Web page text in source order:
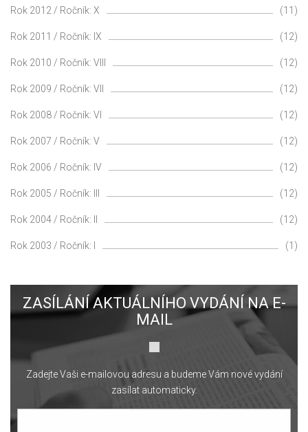
Rok 2012 / Ročník: X (11)
Rok 2011 / Ročník: IX (12)
Rok 2010 / Ročník: VIII (12)
Rok 2009 / Ročník: VII (12)
Rok 2008 / Ročník: VI (12)
Rok 2007 / Ročník: V (12)
Rok 2006 / Ročník: IV (12)
Rok 2005 / Ročník: III (12)
Rok 2004 / Ročník: II (12)
Rok 2003 / Ročník: I (1)
ZASÍLÁNÍ AKTUÁLNÍHO VYDÁNÍ NA E-
MAIL
Zadejte Vaši e-mailovou adresu a budeme Vám nové vydání
zasílat automaticky.